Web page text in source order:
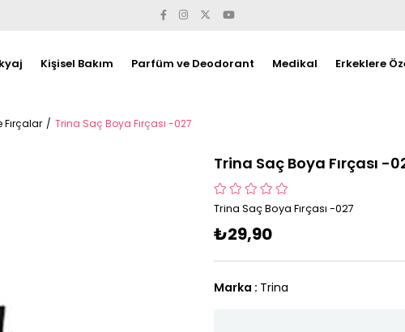
Kişisel Bakım Parfüm ve Deodorant Medikal Erkeklere
Fırçalar Trina Saç Boya Fırçası -027
Trina Saç Boya Fırçası -
Trina Saç Boya Fırçası -027
₺29,90
Marka : Trina